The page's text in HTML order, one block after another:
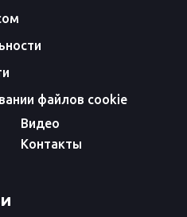
файлов cookie
Видео
Контакты